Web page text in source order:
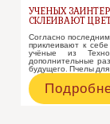
УЧЕНЫХ
СКЛЕИВАЮТ
Согласно
приклеивают к
учёные из
дополнительные
будущего. Пчелы
Ученых